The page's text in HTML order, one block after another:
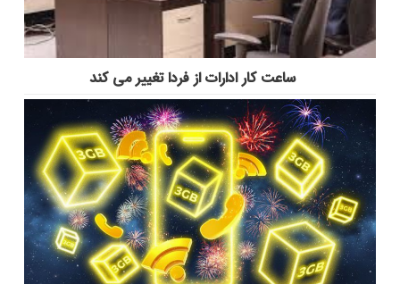
ساعت کار ادارات از فردا تغییر می کند